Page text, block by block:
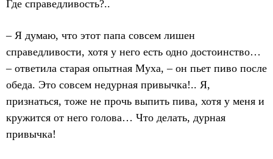
Где справедливость?..
– Я думаю, что этот папа совсем лишен
справедливости, хотя у него есть одно достоинство…
– ответила старая опытная Муха, – он пьет пиво после
обеда. Это совсем недурная привычка!.. Я,
признаться, тоже не прочь выпить пива, хотя у меня и
кружится от него голова… Что делать, дурная
привычка!